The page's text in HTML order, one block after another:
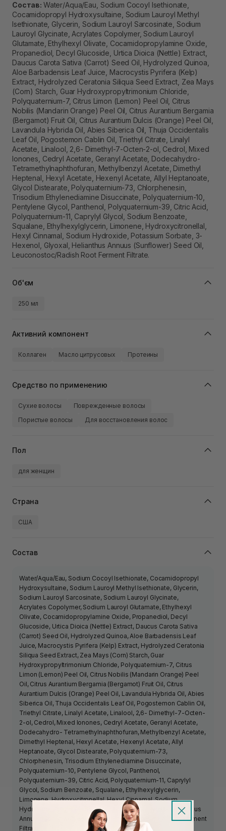
Состав: Water/Aqua/Eau, Sodium Cocoyl Isethionate,
Cocamidopropyl Hydroxysultaine, Sodium Lauroyl Methyl
Isethionate, Glycerin, Sodium Lauroyl Sarcosinate, Sodium
Lauroyl Glycinate, Acrylates Copolymer, Sodium Lauroyl
Glutamate, Ethylhexyl Olivate, Cocamidopropylamine Oxide,
Propanediol, Decyl Glucoside, Urtica Dioica (Nettle) Extract,
Daucus Carota Sativa (Carrot) Seed Oil, Hydrolyzed Quinoa,
Aloe Barbadensis Leaf Juice, Macrocystis Pyrifera (Kelp)
Extract, Hydrolyzed Ceratonia Siliqua Seed Extract, Zea Mays
(Corn) Starch, Guar Hydroxypropyltrimonium Chloride,
Polyquaternium-7, Citrus Limon (Lemon) Peel Oil, Citrus
Nobilis (Mandarin Orange) Peel Oil, Citrus Aurantium Bergamia
(Bergamot) Fruit Oil, Citrus Aurantium Dulcis (Orange) Peel Oil,
Lavandula Hybrida Oil, Abies Siberica Oil, Thuja Occidentalis
Leaf Oil, Pogostemon Cablin Oil, Triethyl Citrate, Linalyl
Acetate, Linalool, 2,6- Dimethyl-7-Octen-2-ol, Cedrol, Mixed
Ionones, Cedryl Acetate, Geranyl Acetate, Dodecahydro-
Tetramethylnaphthofuran, Methylbenzyl Acetate, Dimethyl
Heptenal, Hexyl Acetate, Hexenyl Acetate, Allyl Heptanoate,
Glycol Distearate, Polyquaternium-73, Chlorphenesin,
Trisodium Ethylenediamine Disuccinate, Polyquaternium-10,
Pentylene Glycol, Panthenol, Polyquaternium-39, Citric Acid,
Polyquaternium-11, Caprylyl Glycol, Sodium Benzoate,
Squalane, Ethylhexylglycerin, Limonene, Hydroxycitronellal,
Hexyl Cinnamal, Sodium Hydroxide, Potassium Sorbate, 3-
Hexenol, Glyoxal, Helianthus Annuus (Sunflower) Seed Oil,
Leuconostoc/Radish Root Ferment Filtrate.
Об'єм
250 мл
Активний компонент
Коллаген Масло цитрусовых Протеины
Средство по применению
Сухие волосы
Поврежденные волосы
Пористые волосы
Для восстановления волос
Пол
для женщин
Страна
США
Состав
Water/Aqua/Eau, Sodium Cocoyl Isethionate, Cocamidopropyl
Hydroxysultaine, Sodium Lauroyl Methyl Isethionate, Glycerin,
Sodium Lauroyl Sarcosinate, Sodium Lauroyl Glycinate,
Acrylates Copolymer, Sodium Lauroyl Glutamate, Ethylhexyl
Olivate, Cocamidopropylamine Oxide, Propanediol, Decyl
Glucoside, Urtica Dioica (Nettle) Extract, Daucus Carota Sativa
(Carrot) Seed Oil, Hydrolyzed Quinoa, Aloe Barbadensis Leaf
Juice, Macrocystis Pyrifera (Kelp) Extract, Hydrolyzed Ceratonia
Siliqua Seed Extract, Zea Mays (Corn) Starch, Guar
Hydroxypropyltrimonium Chloride, Polyquaternium-7, Citrus
Limon (Lemon) Peel Oil, Citrus Nobilis (Mandarin Orange) Peel
Oil, Citrus Aurantium Bergamia (Bergamot) Fruit Oil, Citrus
Aurantium Dulcis (Orange) Peel Oil, Lavandula Hybrida Oil, Abies
Siberica Oil, Thuja Occidentalis Leaf Oil, Pogostemon Cablin Oil,
Triethyl Citrate, Linalyl Acetate, Linalool, 2,6- Dimethyl-7-Octen-
2-ol, Cedrol, Mixed Ionones, Cedryl Acetate, Geranyl Acetate,
Dodecahydro- Tetramethylnaphthofuran, Methylbenzyl Acetate,
Dimethyl Heptenal, Hexyl Acetate, Hexenyl Acetate, Allyl
Heptanoate, Glycol Distearate, Polyquaternium-73,
Chlorphenesin, Trisodium Ethylenediamine Disuccinate,
Polyquaternium-10, Pentylene Glycol, Panthenol,
Polyquaternium-39, Citric Acid, Polyquaternium-11, Caprylyl
Glycol, Sodium Benzoate, Squalane, Ethylhexylglycerin,
Limonene, Hydroxycitronellal, Hexyl Cinnamal, Sodium
Hydroxide, Potassium Sorbate, 3-Hexenol, Glyoxal, Helianthus
Annuus (Sunflower) Seed Oil, Leuconostoc/Radish Root Ferment
Filtrate.